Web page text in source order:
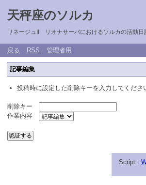
天秤座のソルカ
リネージュII リオナサーバにおけるソルカの活動日
戻る RSS 管理者用
記事編集
投稿時に設定した削除キーを入力してくださ
削除キー
作業内容
Script :